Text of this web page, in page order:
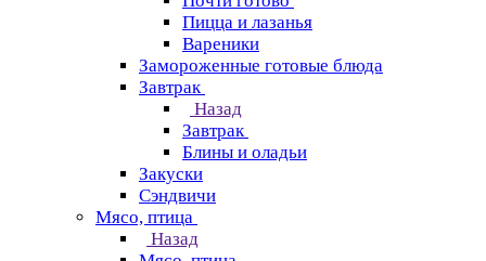
Пицца и лазанья
Вареники
Замороженные готовые блюда
Завтрак
Назад
Завтрак
Блины и оладьи
Закуски
Сэндвичи
Мясо, птица
Назад